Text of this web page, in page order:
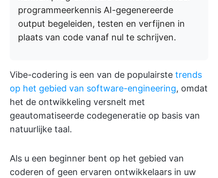
programmeerkennis AI-gegenereerde
output begeleiden, testen en verfijnen in
plaats van code vanaf nul te schrijven.
Vibe-codering is een van de populairste trends
op het gebied van software-engineering, omdat
het de ontwikkeling versnelt met
geautomatiseerde codegeneratie op basis van
natuurlijke taal.
Als u een beginner bent op het gebied van
coderen of geen ervaren ontwikkelaars in uw